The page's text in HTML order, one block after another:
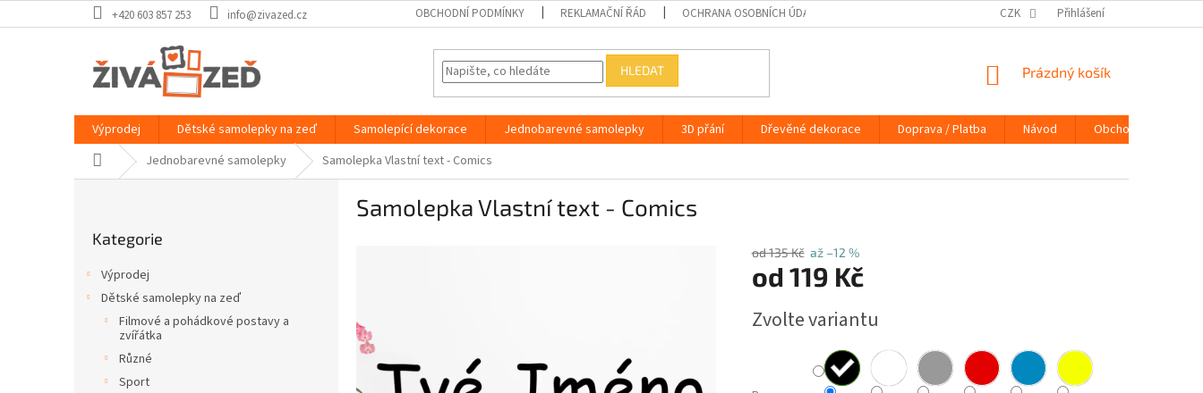
na
+420 603 857 253 info@zivazed.cz OBCHODNÍ PODMÍNKY REKLAMAČNÍ ŘÁD OCHRANA OSOBNÍCH ÚDAJŮ NÁVOD KONTAKTY
CZK Přihlášení
HLEDAT
NÁKUPNÍ
Prázdný košík
Výprodej Dětské samolepky na zeď Samolepící dekorace Jednobarevné samolepky 3D přání Dřevěné dekorace Doprava / Platba Návod
Obchodní podmínky
Domů Jednobarevné samolepky Samolepka Vlastní text - Comics
kategorie
Kategorie
Výprodej
Dětské samolepky na zeď
Filmové a pohádkové postavy a
zvířátka
Různé
Sport
Samolepka Vlastní text - Comics
od 135 Kč až –12 %
od 119 Kč
cena:
Zvolte variantu